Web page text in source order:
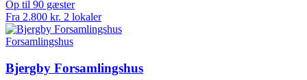
Op til 90 gæster
Fra 2.800 kr. 2 lokaler
Forsamlingshus
Bjergby Forsamlingshus